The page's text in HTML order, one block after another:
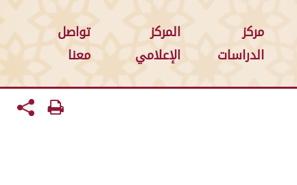
مركز
الدراسات
المركز
الإعلامي
تواصل
معنا